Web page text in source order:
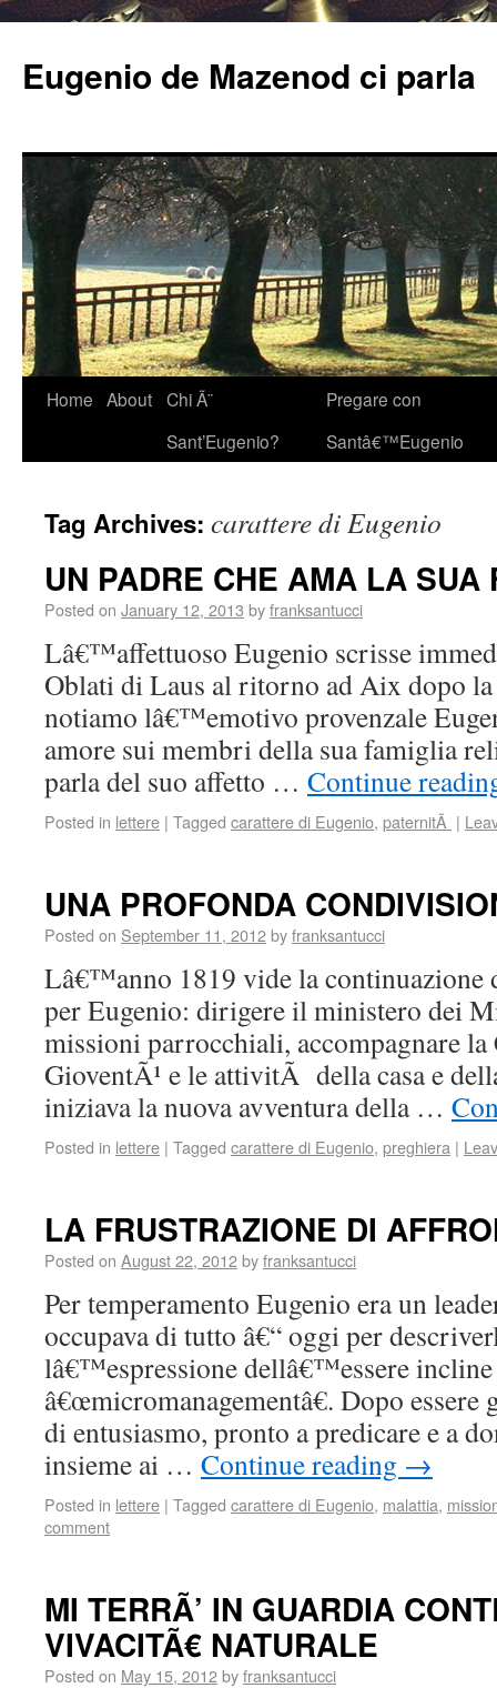
Eugenio de Mazenod ci parla
Home About Chi Ã¨
Sant’Eugenio?
Pregare con
Santâ€™Eugenio
Tag Archives: carattere di Eugenio
UN PADRE CHE AMA LA SUA
Posted on January 12, 2013 byfranksantucci
Lâ€™affettuoso Eugenio scrisse
Oblati di Laus al ritorno ad Aix dopo
notiamo lâ€™emotivo provenzale
amore sui membri della sua famiglia
parla del suo affetto … Continue
Posted in lettere | Tagged carattere di Eugenio, paternitÃ |
UNA PROFONDA
Posted on September 11, 2012byfranksantucci
Lâ€™anno 1819 vide la
per Eugenio: dirigere il ministero dei
missioni parrocchiali, accompagnare la
GioventÃ¹ e le attivitÃ della casa e
iniziava la nuova avventura della …
Posted in lettere | Tagged carattere di Eugenio, preghiera |
LA FRUSTRAZIONE DI
Posted on August 22, 2012byfranksantucci
Per temperamento Eugenio era un
occupava di tutto â€“ oggi per
lâ€™espressione dellâ€™essere
â€œmicromanagementâ€. Dopo
di entusiasmo, pronto a predicare e a
insieme ai … Continue reading →
Posted in lettere | Tagged carattere di Eugenio, malattia,
comment
MI TERRÃ’ IN GUARDIA
VIVACITÃ€ NATURALE
Posted on May 15, 2012byfranksantucci